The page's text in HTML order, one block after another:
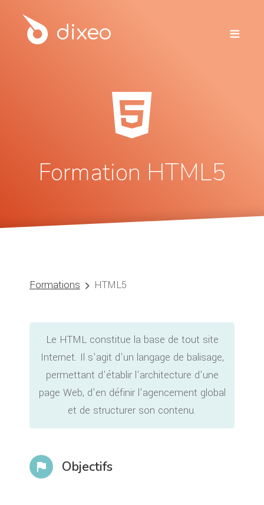
dixeo ≡
Formation HTML5
Formations chevron_right HTML5
Le HTML constitue la base de tout site
Internet. Il s'agit d'un langage de balisage,
permettant d'établir l'architecture d'une
page Web, d'en définir l'agencement global
et de structurer son contenu.
flag Objectifs